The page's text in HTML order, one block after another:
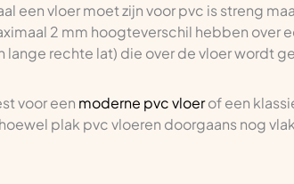
een vloer moet zijn voor pvc is streng
2 mm hoogteverschil hebben over
rechte lat) die over de vloer wordt
voor een moderne pvc vloerof een
plak pvc vloeren doorgaans nog